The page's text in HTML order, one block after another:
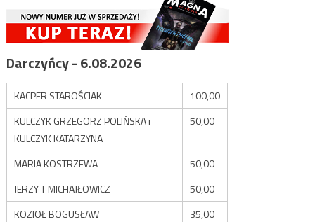
Darczyńcy - 6.08.2026
KACPER STAROŚCIAK
100,00
KULCZYK GRZEGORZ POLIŃSKA i
KULCZYK KATARZYNA
50,00
MARIA KOSTRZEWA
50,00
JERZY T MICHAJŁOWICZ
50,00
KOZIOŁ BOGUSŁAW
35,00